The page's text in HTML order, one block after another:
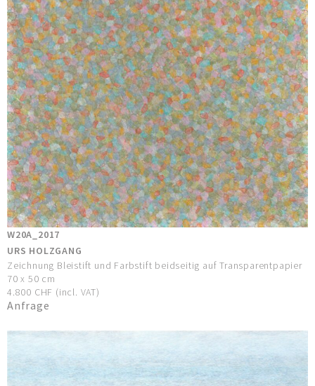
W20A_2017
URS HOLZGANG
Zeichnung Bleistift und Farbstift beidseitig auf Transparentpapier
70 x 50 cm
4.800 CHF (incl. VAT)
Anfrage